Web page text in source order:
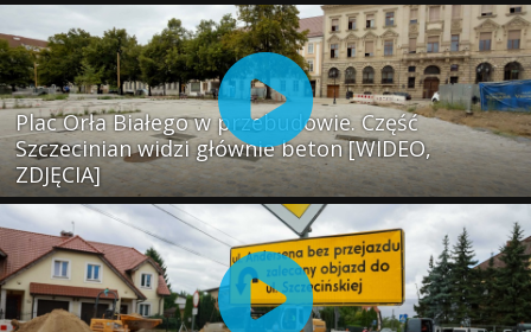
Plac Orła Białego w przebudowie. Część
Szczecinian widzi głównie beton [WIDEO,
ZDJĘCIA]